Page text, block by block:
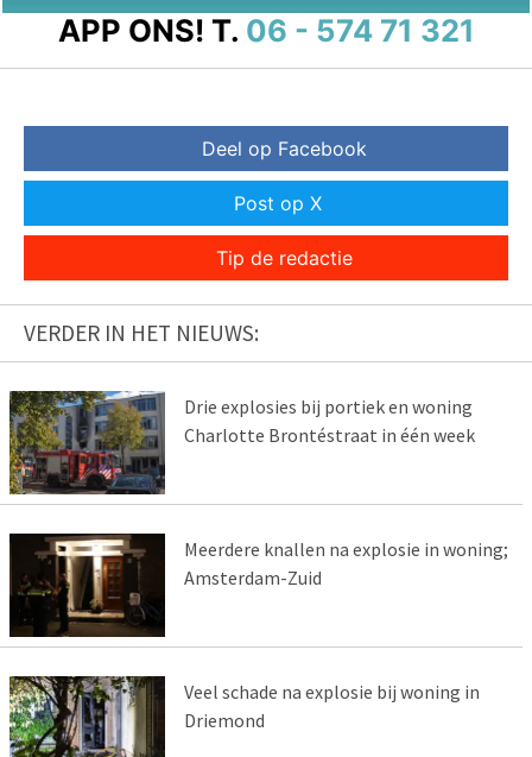
APP ONS! T. 06 - 574 71 321
Deel op Facebook
Post op X
Tip de redactie
VERDER IN HET NIEUWS:
Drie explosies bij portiek en woning
Charlotte Brontéstraat in één week
Meerdere knallen na explosie in woning;
Amsterdam-Zuid
Veel schade na explosie bij woning in
Driemond